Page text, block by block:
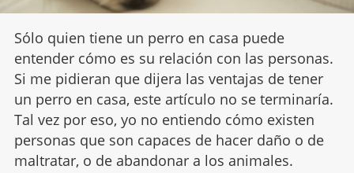
Sólo quien tiene un perro en casa puede
entender cómo es su relación con las personas.
Si me pidieran que dijera las ventajas de tener
un perro en casa, este artículo no se terminaría.
Tal vez por eso, yo no entiendo cómo existen
personas que son capaces de hacer daño o de
maltratar, o de abandonar a los animales.